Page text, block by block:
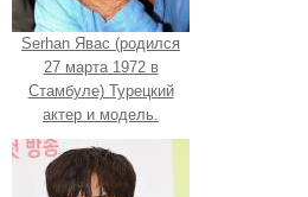
Serhan Явас (родился
27 марта 1972 в
Стамбуле) Турецкий
актер и модель.